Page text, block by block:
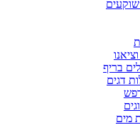
שוקעים
בריף
דגים
מים